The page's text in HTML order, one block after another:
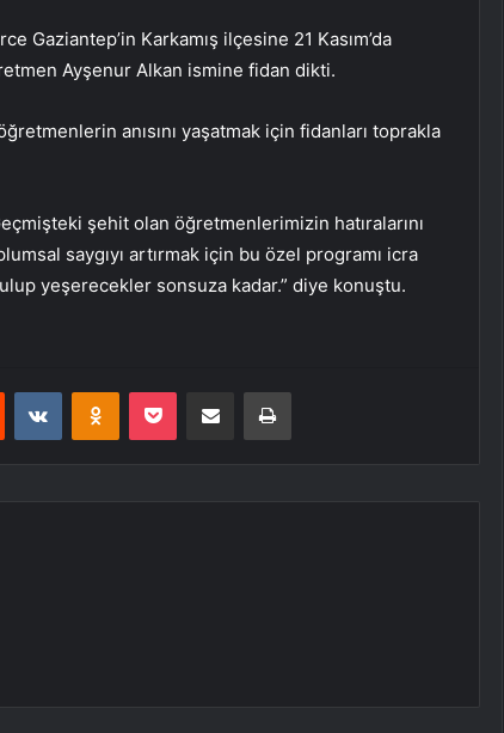
Gaziantep’in Karkamış ilçesine 21 Kasım’da
Ayşenur Alkan ismine fidan dikti.
anısını yaşatmak için fidanları toprakla
şehit olan öğretmenlerimizin hatıralarını
saygıyı artırmak için bu özel programı icra
yeşerecekler sonsuza kadar.” diye konuştu.
Reddit VKontakteOdnoklassniki
Pocket E-Posta ile paylaş Yazdır